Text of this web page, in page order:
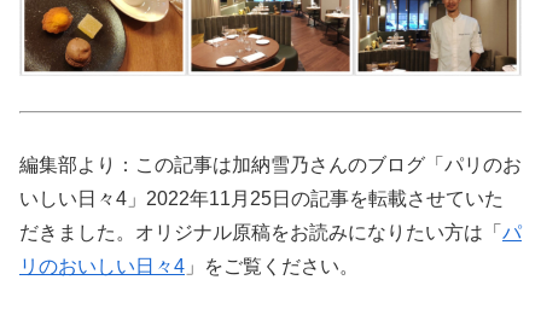
編集部より：この記事は加納雪乃さんのブログ「パリのお
いしい日々4」2022年11月25日の記事を転載させていた
だきました。オリジナル原稿をお読みになりたい方は「 パ
リのおいしい日々4 」をご覧ください。